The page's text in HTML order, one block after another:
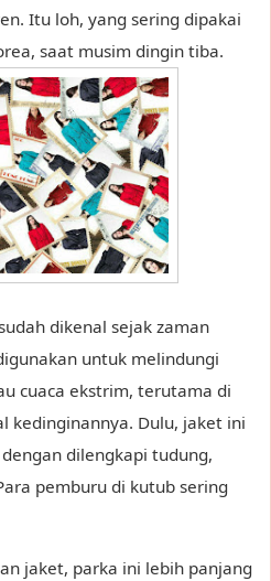
Itu loh, yang sering dipakai
saat musim dingin tiba.
dikenal sejak zaman
untuk melindungi
cuaca ekstrim, terutama di
kedinginannya. Dulu, jaket ini
dilengkapi tudung,
pemburu di kutub sering
jaket, parka ini lebih panjang